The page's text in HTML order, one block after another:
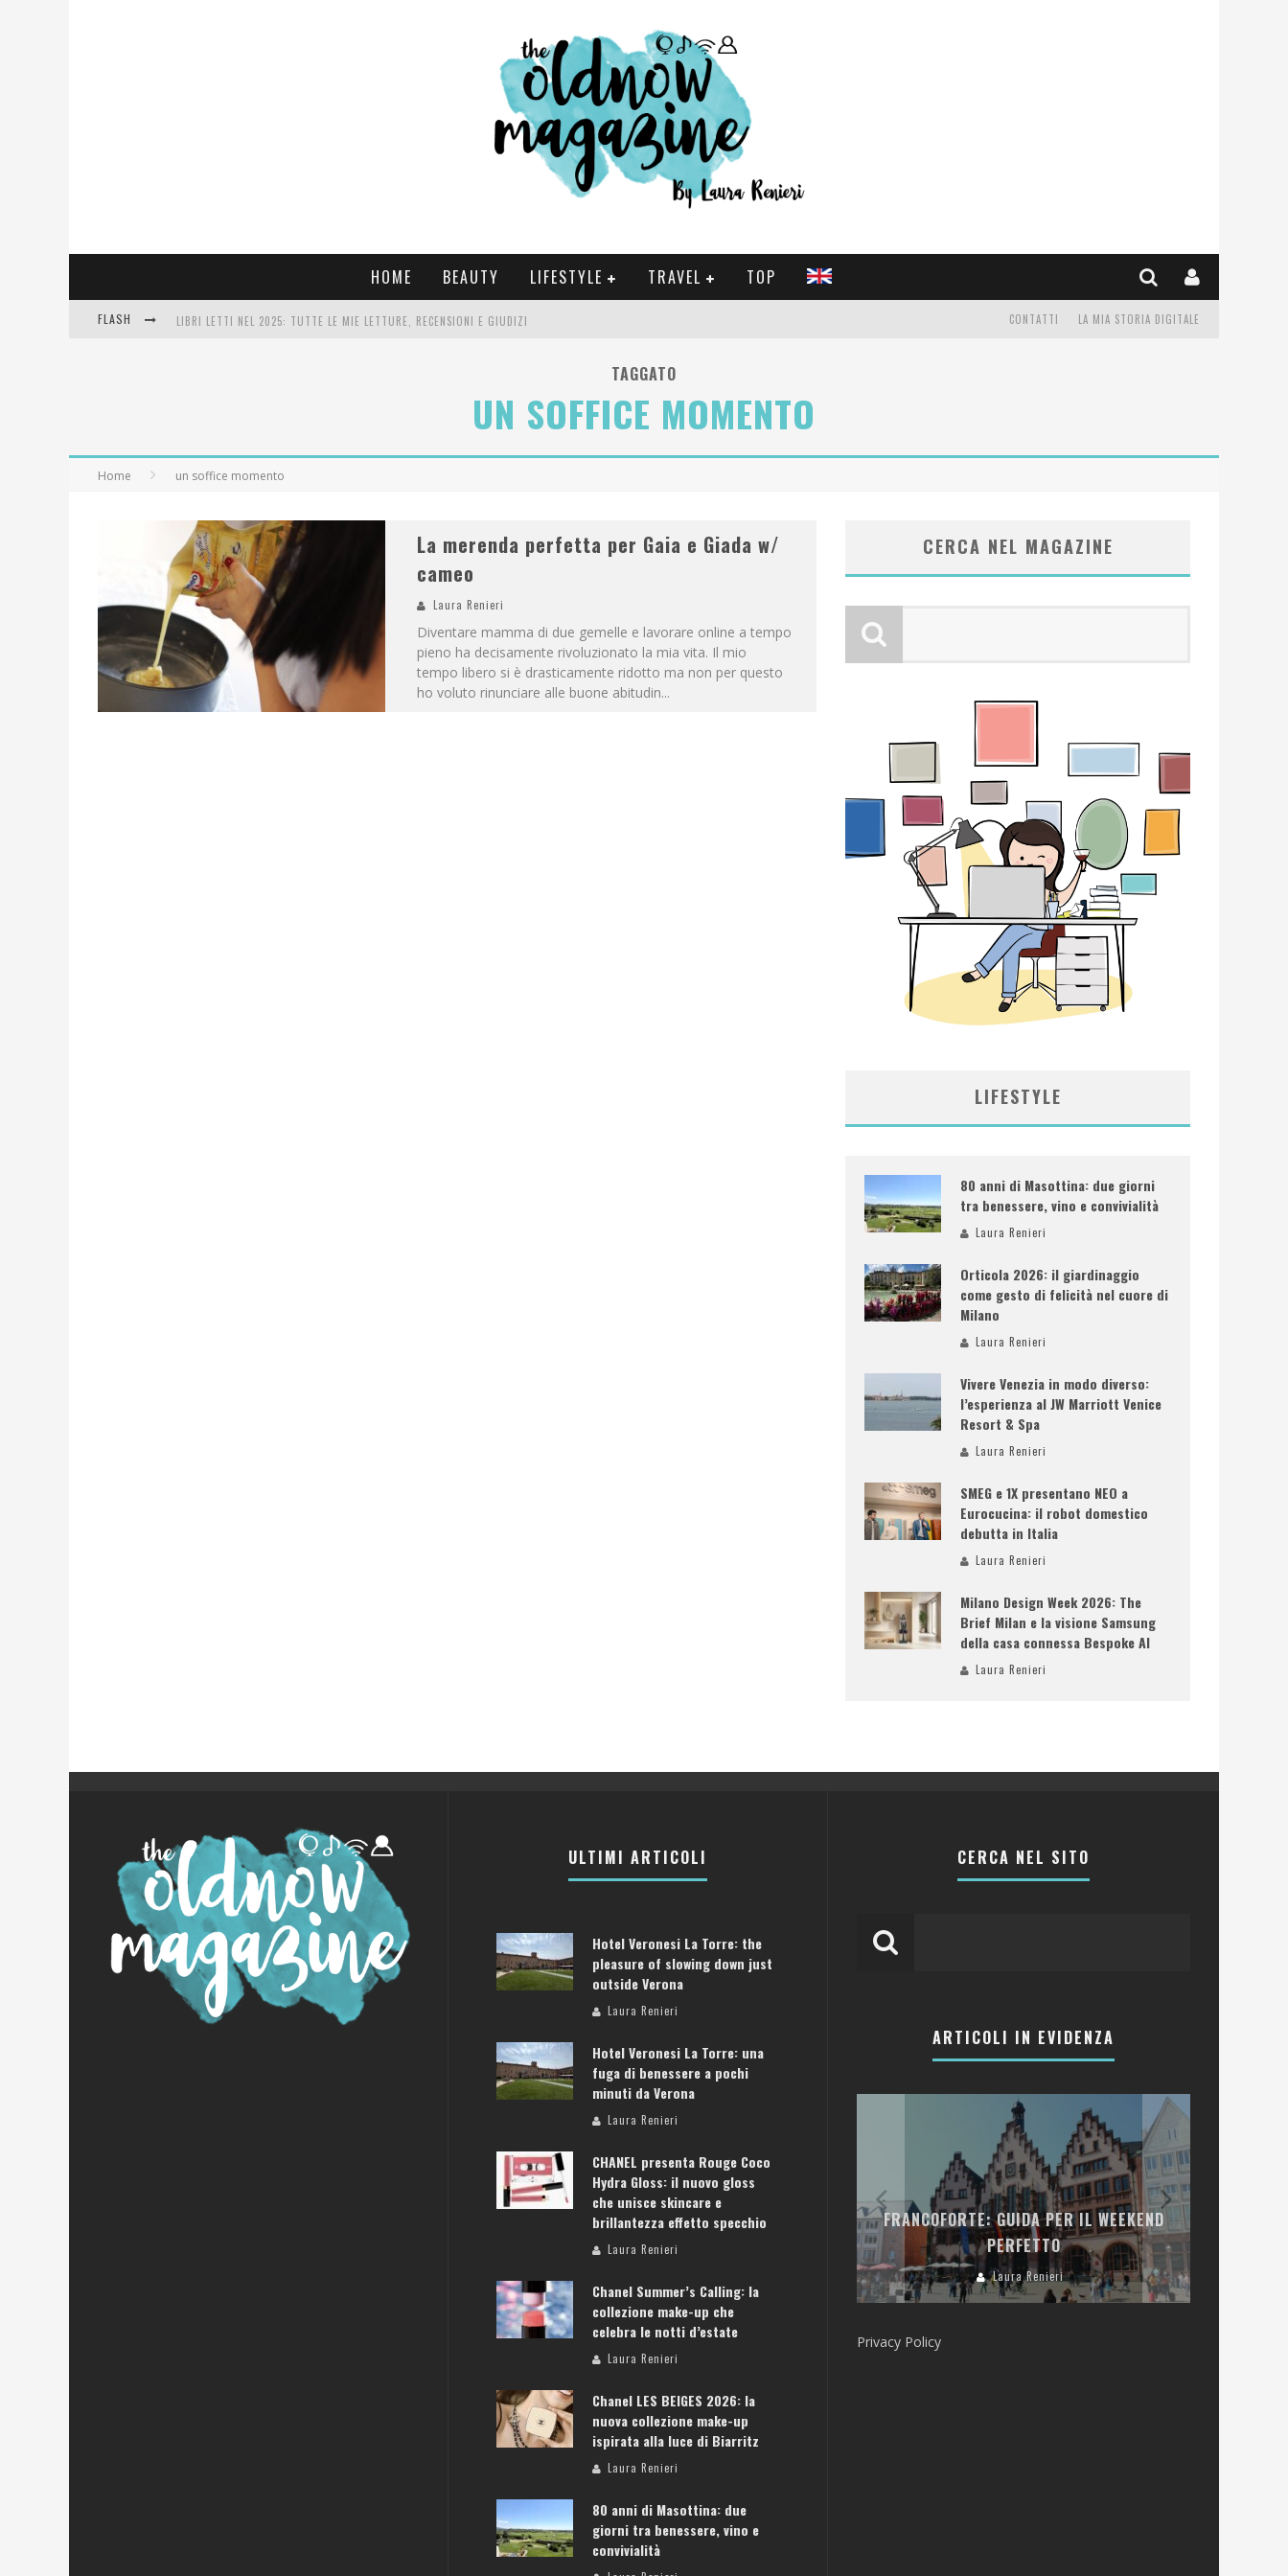
HOME BEAUTY LIFESTYLE TRAVEL TOP
FLASH LIBRI LETTI NEL 2025: TUTTE LE MIE LETTURE, RECENSIONI E GIUDIZI LA MIA STORIA DIGITALE
CONTATTI
TAGGATO
UN SOFFICE MOMENTO
Home un soffice momento
La merenda perfetta per Gaia e Giada w/
cameo
Laura Renieri
Diventare mamma di due gemelle e lavorare online a tempo
pieno ha decisamente rivoluzionato la mia vita. Il mio
tempo libero si è drasticamente ridotto ma non per questo
ho voluto rinunciare alle buone abitudin...
CERCA NEL MAGAZINE
LIFESTYLE
80 anni di Masottina: due giorni
tra benessere, vino e convivialità
Laura Renieri
Orticola 2026: il giardinaggio
come gesto di felicità nel cuore di
Milano
Laura Renieri
Vivere Venezia in modo diverso:
l’esperienza al JW Marriott Venice
Resort & Spa
Laura Renieri
SMEG e 1X presentano NEO a
Eurocucina: il robot domestico
debutta in Italia
Laura Renieri
Milano Design Week 2026: The
Brief Milan e la visione Samsung
della casa connessa Bespoke AI
Laura Renieri
ULTIMI ARTICOLI
Hotel Veronesi La Torre: the
pleasure of slowing down just
outside Verona
Laura Renieri
Hotel Veronesi La Torre: una
fuga di benessere a pochi
minuti da Verona
Laura Renieri
CHANEL presenta Rouge Coco
Hydra Gloss: il nuovo gloss
che unisce skincare e
brillantezza effetto specchio
Laura Renieri
Chanel Summer’s Calling: la
collezione make-up che
celebra le notti d’estate
Laura Renieri
Chanel LES BEIGES 2026: la
nuova collezione make-up
ispirata alla luce di Biarritz
Laura Renieri
80 anni di Masottina: due
giorni tra benessere, vino e
convivialità
CERCA NEL SITO
ARTICOLI IN EVIDENZA
ATENE: GUIDA PER IL WEEKEND PERFETTO
FRANCOFORTE: GUIDA PER IL WEEKEND
PERFETTO
Laura Renieri
Privacy Policy